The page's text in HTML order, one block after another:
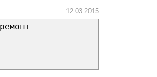
12.03.2015